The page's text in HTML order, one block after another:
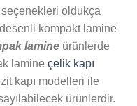
seçenekleri oldukça
kompakt lamine
lamine ürünlerde
lamine çelik kapı
kapı modelleri ile
ürünlerdir.